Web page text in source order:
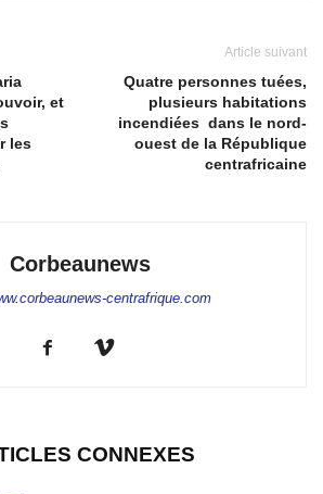
et
les
Article suivant
Quatre personnes tuées,
plusieurs habitations
incendiées dans le nord-
ouest de la République
centrafricaine
Corbeaunews
centrafrique.com
CONNEXES